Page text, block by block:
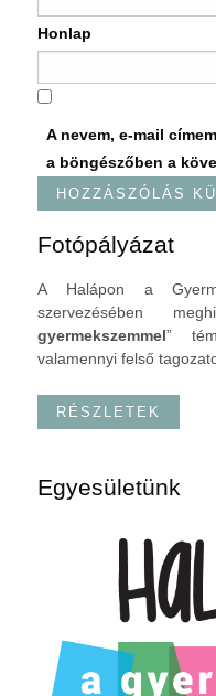
Honlap
A nevem, e-mail
a böngészőben a
Fotópályázat
A Halápon a
szervezésében
gyermekszemmel”
valamennyi felső
RÉSZLETEK
Egyesületünk